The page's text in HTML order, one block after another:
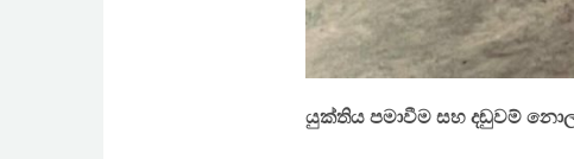
යුක්තිය පමාවීම සහ දඬුවම්